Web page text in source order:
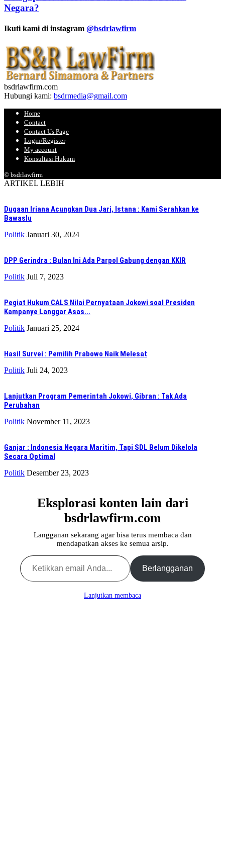
Negara?
Ikuti kami di instagram @bsdrlawfirm
bsdrlawfirm.com
Hubungi kami: bsdrmedia@gmail.com
Home
Contact
Contact Us Page
Login/Register
My account
Konsultasi Hukum
© bsdrlawfirm
ARTIKEL LEBIH
Dugaan Iriana Acungkan Dua Jari, Istana : Kami Serahkan ke
Bawaslu
Politik Januari 30, 2024
DPP Gerindra : Bulan Ini Ada Parpol Gabung dengan KKIR
Politik Juli 7, 2023
Pegiat Hukum CALS Nilai Pernyataan Jokowi soal Presiden
Kampanye Langgar Asas...
Politik Januari 25, 2024
Hasil Survei : Pemilih Prabowo Naik Melesat
Politik Juli 24, 2023
Lanjutkan Program Pemerintah Jokowi, Gibran : Tak Ada
Perubahan
Politik November 11, 2023
Ganjar : Indonesia Negara Maritim, Tapi SDL Belum Dikelola
Secara Optimal
Politik Desember 23, 2023
Eksplorasi konten lain dari
bsdrlawfirm.com
Langganan sekarang agar bisa terus membaca dan
mendapatkan akses ke semua arsip.
Ketikkan email Anda...
Berlangganan
Lanjutkan membaca